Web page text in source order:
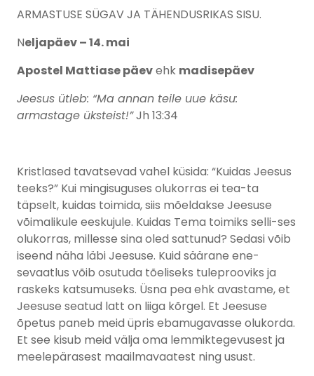
ARMASTUSE SÜGAV JA TÄHENDUSRIKAS SISU.
Neljapäev – 14. mai
Apostel Mattiase päevehk madisepäev
Jeesus ütleb: “Ma annan teile uue käsu:
armastage üksteist!”Jh 13:34
Kristlased tavatsevad vahel küsida: “Kuidas Jeesus
teeks?” Kui mingisuguses olukorras ei tea-ta
täpselt, kuidas toimida, siis mõeldakse Jeesuse
võimalikule eeskujule. Kuidas Tema toimiks selli-ses
olukorras, millesse sina oled sattunud? Sedasi võib
iseend näha läbi Jeesuse. Kuid säärane ene-
sevaatlus võib osutuda tõeliseks tuleprooviks ja
raskeks katsumuseks. Üsna pea ehk avastame, et
Jeesuse seatud latt on liiga kõrgel. Et Jeesuse
õpetus paneb meid üpris ebamugavasse olukorda.
Et see kisub meid välja oma lemmiktegevusest ja
meelepärasest maailmavaatest ning usust.